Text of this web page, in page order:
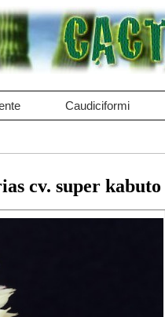
Caudiciformi
cv. super kabuto